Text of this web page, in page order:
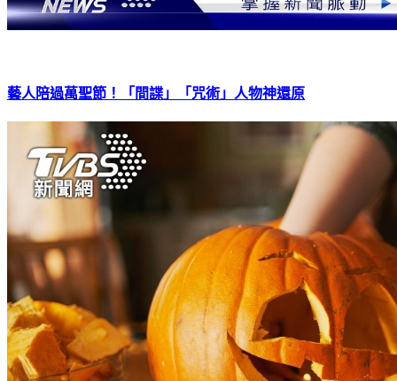
藝人陪過萬聖節！「間諜」「咒術」人物神還原